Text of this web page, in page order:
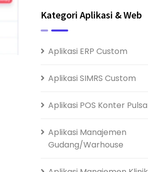
Kategori Aplikasi & Web
Aplikasi ERP Custom
Aplikasi SIMRS Custom
Aplikasi POS Konter Pulsa
Aplikasi Manajemen
Gudang/Warhouse